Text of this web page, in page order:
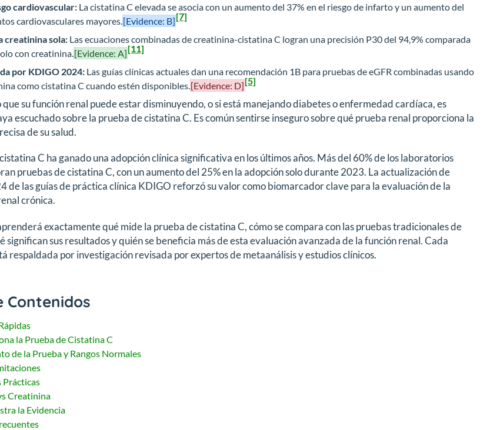
cardiovascular: La cistatina C elevada se asocia con un aumento del 37% en el riesgo de infarto y un aumento del
cardiovasculares mayores.[Evidence: B][7]
creatinina sola: Las ecuaciones combinadas de creatinina-cistatina C logran una precisión P30 del 94,9% comparada
con creatinina.[Evidence: A][11]
por KDIGO 2024: Las guías clínicas actuales dan una recomendación 1B para pruebas de eGFR combinadas usando
como cistatina C cuando estén disponibles.[Evidence: D][5]
que su función renal puede estar disminuyendo, o si está manejando diabetes o enfermedad cardíaca, es
escuchado sobre la prueba de cistatina C. Es común sentirse inseguro sobre qué prueba renal proporciona la
de su salud.
C ha ganado una adopción clínica significativa en los últimos años. Más del 60% de los laboratorios
pruebas de cistatina C, con un aumento del 25% en la adopción solo durante 2023. La actualización de
de las guías de práctica clínica KDIGO reforzó su valor como biomarcador clave para la evaluación de la
crónica.
exactamente qué mide la prueba de cistatina C, cómo se compara con las pruebas tradicionales de
significan sus resultados y quién se beneficia más de esta evaluación avanzada de la función renal. Cada
respaldada por investigación revisada por expertos de metaanálisis y estudios clínicos.
Contenidos
la Prueba de Cistatina C
de la Prueba y Rangos Normales
Prácticas
Creatinina
la Evidencia